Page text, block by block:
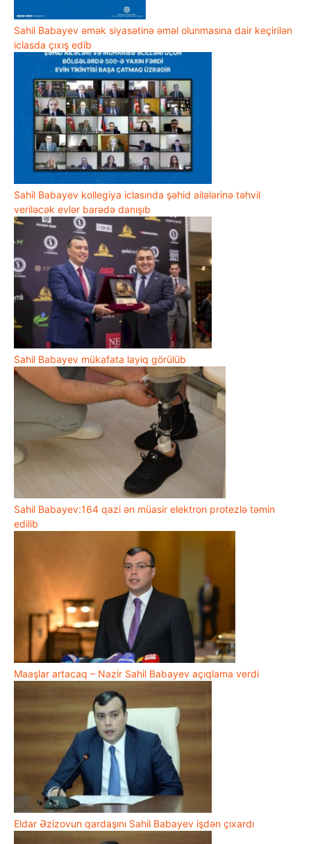
Sahil Babayev əmək siyasətinə əməl olunmasına dair keçirilən
iclasda çıxış edib
Sahil Babayev kollegiya iclasında şəhid ailələrinə təhvil
veriləcək evlər barədə danışıb
Sahil Babayev mükafata layiq görülüb
Sahil Babayev:164 qazi ən müasir elektron protezlə təmin
edilib
Maaşlar artacaq – Nazir Sahil Babayev açıqlama verdi
Eldar Əzizovun qardaşını Sahil Babayev işdən çıxardı